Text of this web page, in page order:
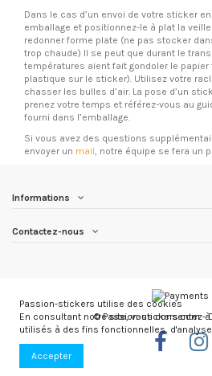
Dans le cas d’un envoi de votre sticker
emballage et positionnez-le à plat la
redonner forme plate (ne pas stocker
trop chaude) Il se peut que durant le
températures aient fait gondoler le
plastique sur le sticker). Utilisez votre
chasser les bulles d’air. La pose d’un
prenez votre temps et référez-vous au
fourni dans l’emballage.
Si vous avez des questions
envoyer un mail, notre équipe se fera un
Informations
Contactez-nous
© Passion-stickers.com -
Passion-stickers utilise des cookies
En consultant notre site, vous consentez
utilisés à des fins fonctionnelles,
Accepter